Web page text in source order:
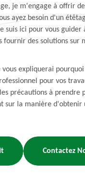
je m'engage à offrir
ayez besoin d'un
suis ici pour vous guider
fournir des solutions sur
vous expliquerai
pour vos
précautions à prendre
sur la manière d'obtenir
Contactez